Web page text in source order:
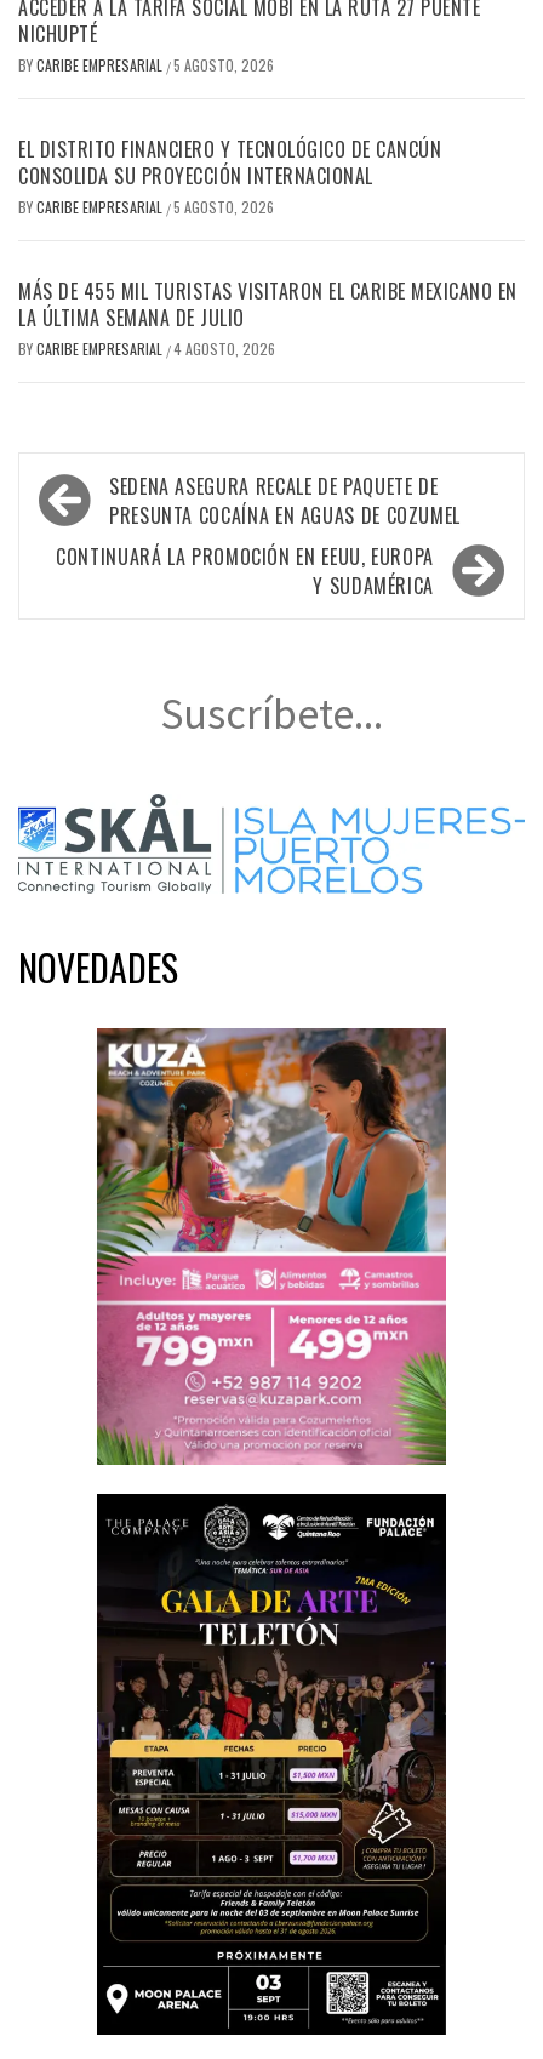
ACCEDER A LA TARIFA SOCIAL MOBI EN LA RUTA 27 PUENTE
NICHUPTÉ
BYCARIBE EMPRESARIAL /5 AGOSTO, 2026
EL DISTRITO FINANCIERO Y TECNOLÓGICO DE CANCÚN
CONSOLIDA SU PROYECCIÓN INTERNACIONAL
BYCARIBE EMPRESARIAL /5 AGOSTO, 2026
MÁS DE 455 MIL TURISTAS VISITARON EL CARIBE MEXICANO EN
LA ÚLTIMA SEMANA DE JULIO
BYCARIBE EMPRESARIAL /4 AGOSTO, 2026
Navegación
de
entradas
SEDENA ASEGURA RECALE DE PAQUETE DE
PRESUNTA COCAÍNA EN AGUAS DE COZUMEL
CONTINUARÁ LA PROMOCIÓN EN EEUU, EUROPA
Y SUDAMÉRICA
Suscríbete...
NOVEDADES